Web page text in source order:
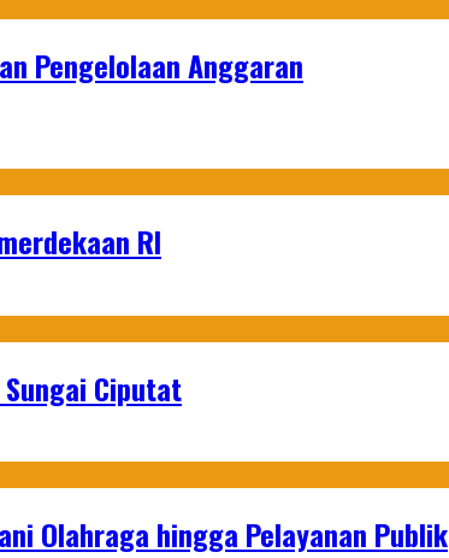
Pengelolaan Anggaran
RI
Ciputat
Olahraga hingga Pelayanan Publik